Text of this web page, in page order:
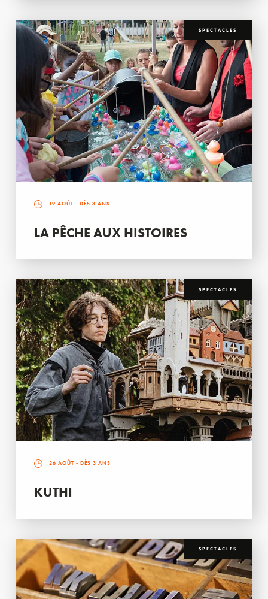
SPECTACLES
19 AOÛT - DÈS 3 ANS
LA PÊCHE AUX HISTOIRES
SPECTACLES
26 AOÛT - DÈS 3 ANS
KUTHI
SPECTACLES